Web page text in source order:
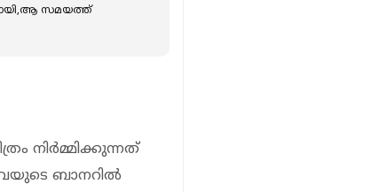
സമയത്ത്
നിർമ്മിക്കുന്നത്
ബാനറിൽ